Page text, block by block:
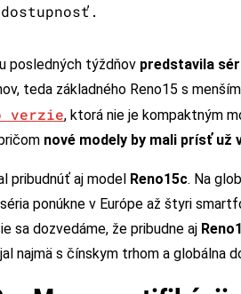
posledných týždňov predstavila
teda základného Reno15 s
verzie, ktorá nie je kompaktným
nové modely by mali prísť už
pribudnúť aj model Reno15c. Na
ponúkne v Európe až štyri
sa dozvedáme, že pribudne aj
najmä s čínskym trhom a globálna